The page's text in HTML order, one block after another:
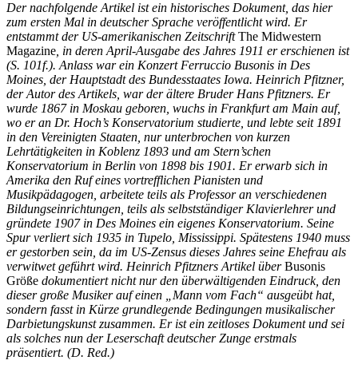
Der nachfolgende Artikel ist ein historisches Dokument, das hier
zum ersten Mal in deutscher Sprache veröffentlicht wird. Er
entstammt der US-amerikanischen ZeitschriftThe Midwestern
Magazine , in deren April-Ausgabe des Jahres 1911 er erschienen ist
(S. 101f.). Anlass war ein Konzert Ferruccio Busonis in Des
Moines, der Hauptstadt des Bundesstaates Iowa. Heinrich Pfitzner,
der Autor des Artikels, war der ältere Bruder Hans Pfitzners. Er
wurde 1867 in Moskau geboren, wuchs in Frankfurt am Main auf,
wo er an Dr. Hoch’s Konservatorium studierte, und lebte seit 1891
in den Vereinigten Staaten, nur unterbrochen von kurzen
Lehrtätigkeiten in Koblenz 1893 und am Stern’schen
Konservatorium in Berlin von 1898 bis 1901. Er erwarb sich in
Amerika den Ruf eines vortrefflichen Pianisten und
Musikpädagogen, arbeitete teils als Professor an verschiedenen
Bildungseinrichtungen, teils als selbstständiger Klavierlehrer und
gründete 1907 in Des Moines ein eigenes Konservatorium. Seine
Spur verliert sich 1935 in Tupelo, Mississippi. Spätestens 1940 muss
er gestorben sein, da im US-Zensus dieses Jahres seine Ehefrau als
verwitwet geführt wird. Heinrich Pfitzners Artikel überBusonis
Größe dokumentiert nicht nur den überwältigenden Eindruck, den
dieser große Musiker auf einen „Mann vom Fach“ ausgeübt hat,
sondern fasst in Kürze grundlegende Bedingungen musikalischer
Darbietungskunst zusammen. Er ist ein zeitloses Dokument und sei
als solches nun der Leserschaft deutscher Zunge erstmals
präsentiert. (D. Red.)